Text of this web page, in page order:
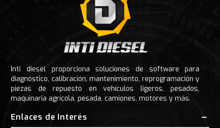
Inti diesel proporciona soluciones de software para
diagnóstico, calibración, mantenimiento, reprogramación y
piezas de repuesto en vehículos ligeros, pesados,
maquinaria agrícola, pesada, camiones, motores y más.
Enlaces de Interés